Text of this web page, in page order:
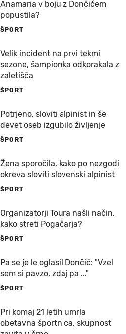
Anamaria v boju z Dončićem
popustila?
ŠPORT
Velik incident na prvi tekmi
sezone, šampionka odkorakala z
zaletišča
ŠPORT
Potrjeno, sloviti alpinist in še
devet oseb izgubilo življenje
ŠPORT
Žena sporočila, kako po nezgodi
okreva sloviti slovenski alpinist
ŠPORT
Organizatorji Toura našli način,
kako streti Pogačarja?
ŠPORT
Pa se je le oglasil Dončić: "Vzel
sem si pavzo, zdaj pa ..."
ŠPORT
Pri komaj 21 letih umrla
obetavna športnica, skupnost